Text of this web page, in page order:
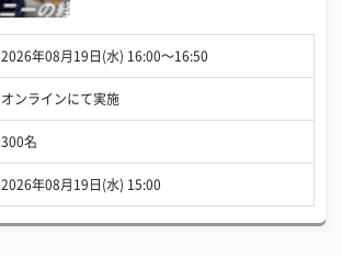
2026年08月19日(水) 16:00〜16:50
オンラインにて実施
300名
2026年08月19日(水) 15:00